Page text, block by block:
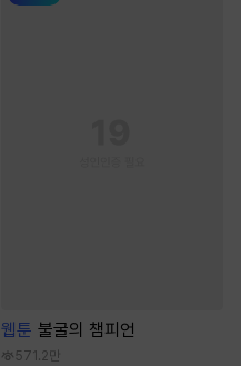
웹툰 불굴의 챔피언
571.2만